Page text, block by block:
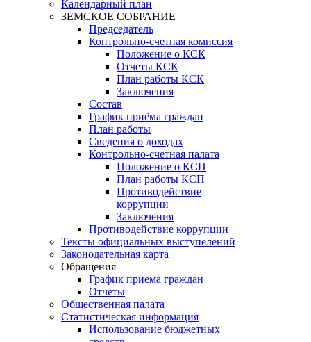
Календарный план
ЗЕМСКОЕ СОБРАНИЕ
Председатель
Контрольно-счетная комиссия
Положение о КСК
Отчеты КСК
План работы КСК
Заключения
Состав
График приёма граждан
План работы
Сведения о доходах
Контрольно-счетная палата
Положение о КСП
План работы КСП
Противодействие
коррупции
Заключения
Противодействие коррупции
Тексты официальных выступелений
Законодательная карта
Обращения
График приема граждан
Отчеты
Общественная палата
Статистическая информация
Использование бюджетных